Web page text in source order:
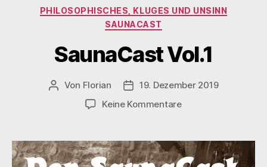
Kategorien
PHILOSOPHISCHES, KLUGES UND UNSINN
SAUNACAST
SaunaCast Vol.1
Beitragsautor
Von Florian Veröffentlichungsdatum
19. Dezember 2019
Keine Kommentarezu